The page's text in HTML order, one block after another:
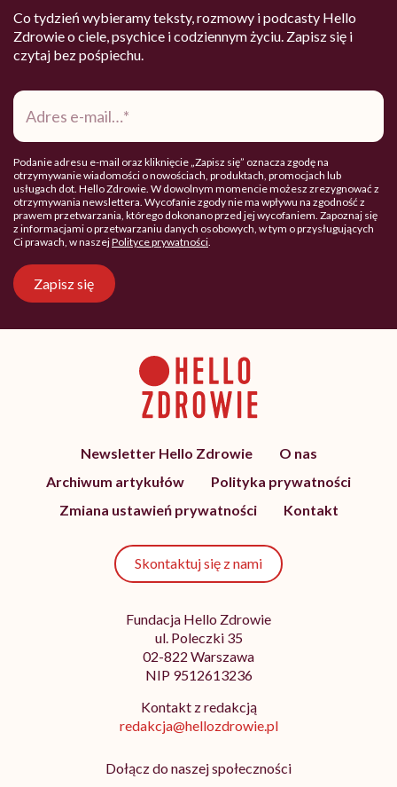
Co tydzień wybieramy teksty, rozmowy i podcasty Hello
Zdrowie o ciele, psychice i codziennym życiu. Zapisz się i
czytaj bez pośpiechu.
Adres
mail*
Podanie adresu e-mail oraz kliknięcie „Zapisz się” oznacza zgodę na
otrzymywanie wiadomości o nowościach, produktach, promocjach lub
usługach dot. Hello Zdrowie. W dowolnym momencie możesz zrezygnować z
otrzymywania newslettera. Wycofanie zgody nie ma wpływu na zgodność z
prawem przetwarzania, którego dokonano przed jej wycofaniem. Zapoznaj się
z informacjami o przetwarzaniu danych osobowych, w tym o przysługujących
Ci prawach, w naszejPolityce prywatności.
Zapisz się
Newsletter Hello Zdrowie
O nas
Archiwum artykułów
Polityka prywatności
Zmiana ustawień prywatności
Kontakt
Skontaktuj się z nami
Fundacja Hello Zdrowie
ul. Poleczki 35
02-822 Warszawa
NIP 9512613236
Kontakt z redakcją
redakcja@hellozdrowie.pl
Dołącz do naszej społeczności